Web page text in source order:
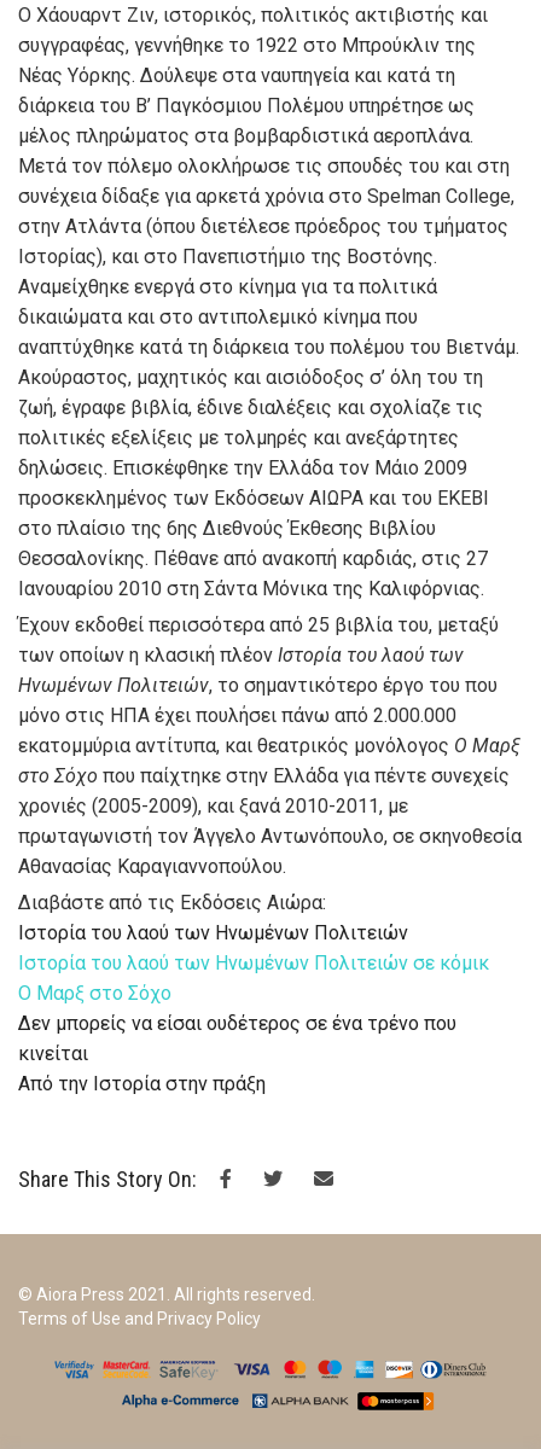
O Χάουαρντ Ζιν, ιστορικός, πολιτικός ακτιβιστής και
συγγραφέας, γεννήθηκε το 1922 στο Μπρούκλιν της
Νέας Υόρκης. Δούλεψε στα ναυπηγεία και κατά τη
διάρκεια του Β’ Παγκόσμιου Πολέμου υπηρέτησε ως
μέλος πληρώματος στα βομβαρδιστικά αεροπλάνα.
Μετά τον πόλεμο ολοκλήρωσε τις σπουδές του και στη
συνέχεια δίδαξε για αρκετά χρόνια στο Spelman College,
στην Ατλάντα (όπου διετέλεσε πρόεδρος του τμήματος
Ιστορίας), και στο Πανεπιστήμιο της Βοστόνης.
Αναμείχθηκε ενεργά στο κίνημα για τα πολιτικά
δικαιώματα και στο αντιπολεμικό κίνημα που
αναπτύχθηκε κατά τη διάρκεια του πολέμου του Βιετνάμ.
Ακούραστος, μαχητικός και αισιόδοξος σ’ όλη του τη
ζωή, έγραφε βιβλία, έδινε διαλέξεις και σχολίαζε τις
πολιτικές εξελίξεις με τολμηρές και ανεξάρτητες
δηλώσεις. Επισκέφθηκε την Ελλάδα τον Μάιο 2009
προσκεκλημένος των Εκδόσεων ΑΙΩΡΑ και του ΕΚΕΒΙ
στο πλαίσιο της 6ης Διεθνούς Έκθεσης Βιβλίου
Θεσσαλονίκης. Πέθανε από ανακοπή καρδιάς, στις 27
Ιανουαρίου 2010 στη Σάντα Μόνικα της Καλιφόρνιας.
Έχουν εκδοθεί περισσότερα από 25 βιβλία του, μεταξύ
των οποίων η κλασική πλέον Ιστορία του λαού των
Ηνωμένων Πολιτειών, το σημαντικότερο έργο του που
μόνο στις ΗΠΑ έχει πουλήσει πάνω από 2.000.000
εκατομμύρια αντίτυπα, και θεατρικός μονόλογος Ο Μαρξ
στο Σόχο που παίχτηκε στην Ελλάδα για πέντε συνεχείς
χρονιές (2005-2009), και ξανά 2010-2011, με
πρωταγωνιστή τον Άγγελο Αντωνόπουλο, σε σκηνοθεσία
Αθανασίας Καραγιαννοπούλου.
Διαβάστε από τις Εκδόσεις Αιώρα:
Ιστορία του λαού των Ηνωμένων Πολιτειών
Ιστορία του λαού των Ηνωμένων Πολιτειών σε κόμικ
Ο Μαρξ στο Σόχο
Δεν μπορείς να είσαι ουδέτερος σε ένα τρένο που
κινείται
Από την Ιστορία στην πράξη
Share This Story On:
© Aiora Press 2021. All rights reserved.
Terms of Use and Privacy Policy